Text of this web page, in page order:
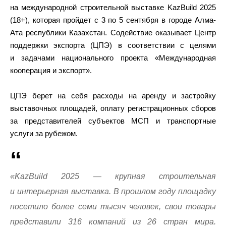
на международной строительной выставке KazBuild 2025
(18+), которая пройдет с 3 по 5 сентября в городе Алма-
Ата республики Казахстан. Содействие оказывает Центр
поддержки экспорта (ЦПЭ) в соответствии с целями
и задачами национального проекта «Международная
кооперация и экспорт».
ЦПЭ берет на себя расходы на аренду и застройку
выставочных площадей, оплату регистрационных сборов
за представителей субъектов МСП и транспортные
услуги за рубежом.
«KazBuild 2025 — крупная строительная
и интерьерная выставка. В прошлом году площадку
посетило более семи тысяч человек, свои товары
представили 316 компаний из 26 стран мира.